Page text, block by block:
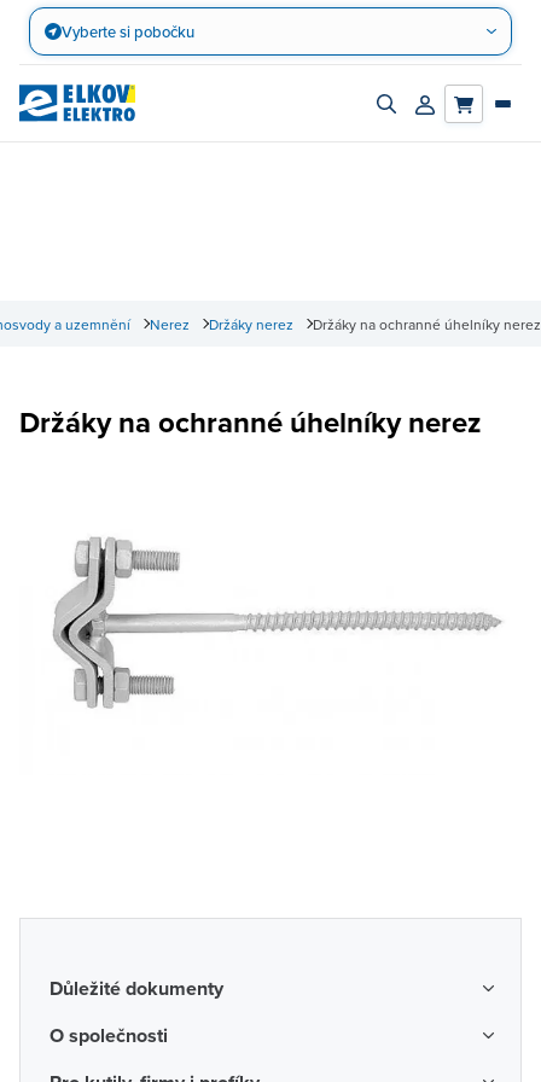
Přejít
obsah
Vyberte si pobočku
Zapnout/vypnout
Přihlásit/
Držáky na ochranné úhelníky nerez
Držáky nerez
Nerez
a uzemnění
Držáky na ochranné úhelníky nerez
Důležité dokumenty
Obchodní podmínky
O společnosti